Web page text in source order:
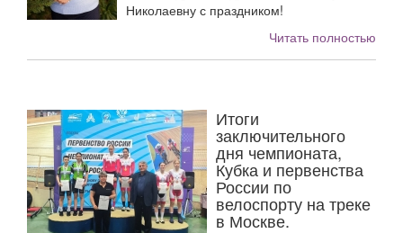
Николаевну с праздником!
Читать полностью
Итоги
заключительного
дня чемпионата,
Кубка и первенства
России по
велоспорту на треке
в Москве.